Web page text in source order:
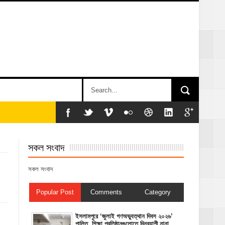
সকল সংবাদ
সকল সংবাদ
Popular Post Comments Category
‎ইসলামপুরে ‘জুলাই গণঅভ্যুত্থান দিবস ২০২৬’